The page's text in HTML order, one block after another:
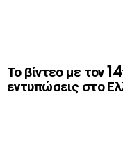
Το βίντεο με τον
εντυπώσεις στο